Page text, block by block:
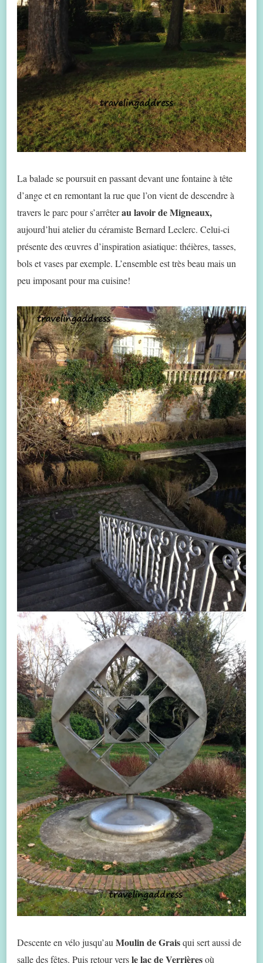
La balade se poursuit en passant devant une fontaine à tête
d’ange et en remontant la rue que l’on vient de descendre à
travers le parc pour s’arrêterau lavoir de Migneaux,
aujourd’hui atelier du céramiste Bernard Leclerc. Celui-ci
présente des œuvres d’inspiration asiatique: théières, tasses,
bols et vases par exemple. L’ensemble est très beau mais un
peu imposant pour ma cuisine!
Descente en vélo jusqu’auMoulin de Graisqui sert aussi de
salle des fêtes. Puis retour versle lac de Verrièresoù